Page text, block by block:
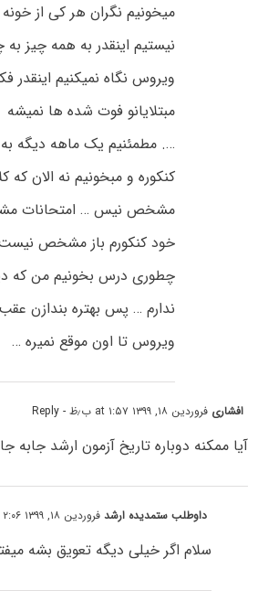
میخونیم نگران هر کی از
نیستیم اینقدر به همه چیز
ویروس نگاه نمیکنیم اینقدر
مبتلایانو فوت شده ها نمیشه
…. مطمئنیم یک ماهه دیگه
کنکوره و مبخونیم نه الان که
مشخص نیس … امتحانات
خود کنکورم باز مشخص
چطوری درس بخونیم من که
ندارم … پس بهتره بندازن
ویروس تا اون موقع نمیره …‌‌‌‌‌‌‌‌‌
افشاری فروردین ۱۸, ۱۳۹۹ at ۱:۵۷ ب٫ظ - Reply
آیا ممکنه دوباره تاریخ آزمون ارشد جابه
داوطلب ستمدیده ارشدفروردین ۱۸, ۱۳۹۹ at ۲:۰۶ ب٫ظ
سلام اگر خیلی دیگه تعویق بشه